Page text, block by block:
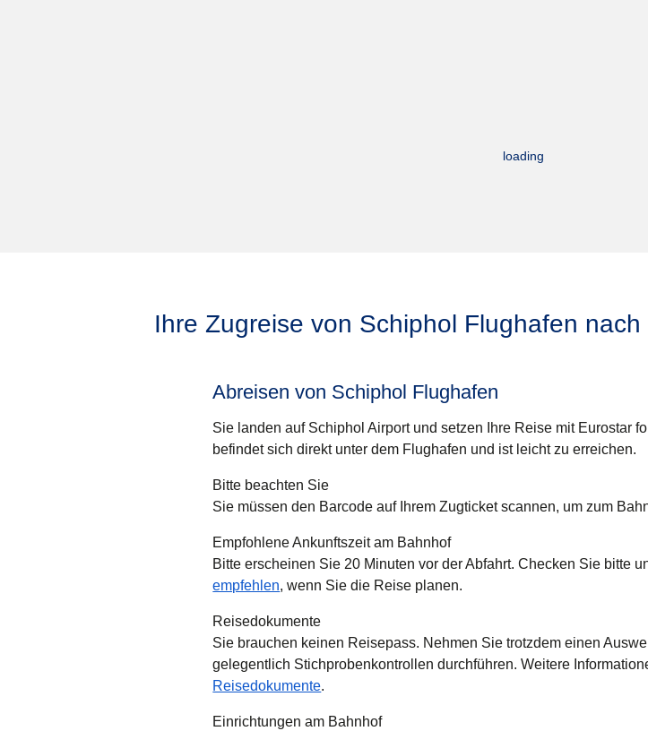
loading
Ihre Zugreise von Schiphol Flughafen
Abreisen von Schiphol Flughafen
Sie landen auf Schiphol Airport und setzen Ihre Reise mit Eurostar
befindet sich direkt unter dem Flughafen und ist leicht zu erreichen.
Bitte beachten Sie
Sie müssen den Barcode auf Ihrem Zugticket scannen, um zum
Empfohlene Ankunftszeit am Bahnhof
Bitte erscheinen Sie 20 Minuten vor der Abfahrt. Checken Sie bitte
empfehlen, wenn Sie die Reise planen.
Reisedokumente
Sie brauchen keinen Reisepass. Nehmen Sie trotzdem einen
gelegentlich Stichprobenkontrollen durchführen. Weitere
Reisedokumente.
Einrichtungen am Bahnhof